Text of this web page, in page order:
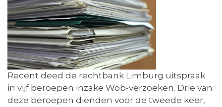
Recent deed de rechtbank Limburg uitspraak
in vijf beroepen inzake Wob-verzoeken. Drie van
deze beroepen dienden voor de tweede keer,